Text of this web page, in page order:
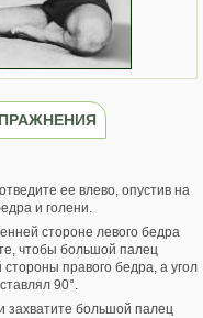
ее влево, опустив на
и голени.
стороне левого бедра
чтобы большой палец
правого бедра, а угол
90°.
захватите большой палец